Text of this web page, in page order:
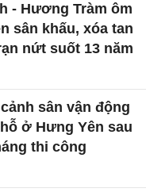
- Hương Tràm ôm
sân khấu, xóa tan
nứt suốt 13 năm
sân vận động
ở Hưng Yên sau
thi công